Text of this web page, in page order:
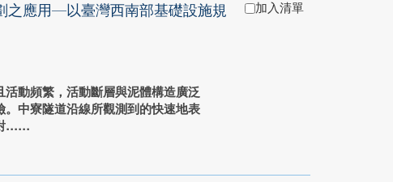
之應用—以臺灣西南部基礎設施規
動頻繁，活動斷層與泥體構造廣泛
中寮隧道沿線所觀測到的快速地表
...
加入清單